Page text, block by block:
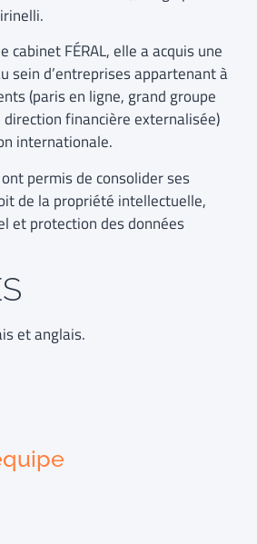
cabinet FÉRAL, elle a acquis une
sein d’entreprises appartenant à
(paris en ligne, grand groupe
financière externalisée)
internationale.
permis de consolider ses
de la propriété intellectuelle,
et protection des données
et anglais.